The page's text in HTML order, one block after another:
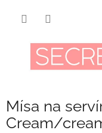
Mísa na
Cream/